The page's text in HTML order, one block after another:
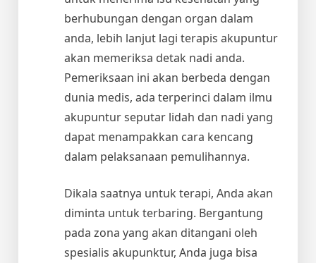
berhubungan dengan organ dalam
anda, lebih lanjut lagi terapis akupuntur
akan memeriksa detak nadi anda.
Pemeriksaan ini akan berbeda dengan
dunia medis, ada terperinci dalam ilmu
akupuntur seputar lidah dan nadi yang
dapat menampakkan cara kencang
dalam pelaksanaan pemulihannya.
Dikala saatnya untuk terapi, Anda akan
diminta untuk terbaring. Bergantung
pada zona yang akan ditangani oleh
spesialis akupunktur, Anda juga bisa